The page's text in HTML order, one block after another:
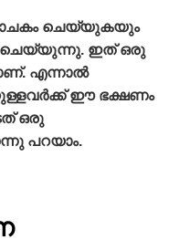
പാചകം ചെയ്യുകയും
ചെയ്യുന്നു. ഇത്‌ ഒരു
എന്നാല്‍
ഈ ഭക്ഷണം
ഒരു
പറയാം.